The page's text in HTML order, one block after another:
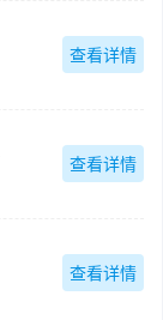
查看详情
查看详情
查看详情